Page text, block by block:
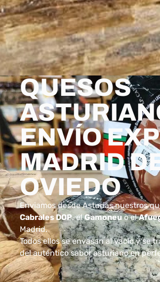
QUESOS
ENVÍO
MADRID
OVIEDO
Enviamos desde Asturias nuestros
Cabrales DOP, elGamoneuo el
Madrid.
Todos ellos se envasan al vacío y se
del auténtico sabor asturiano en